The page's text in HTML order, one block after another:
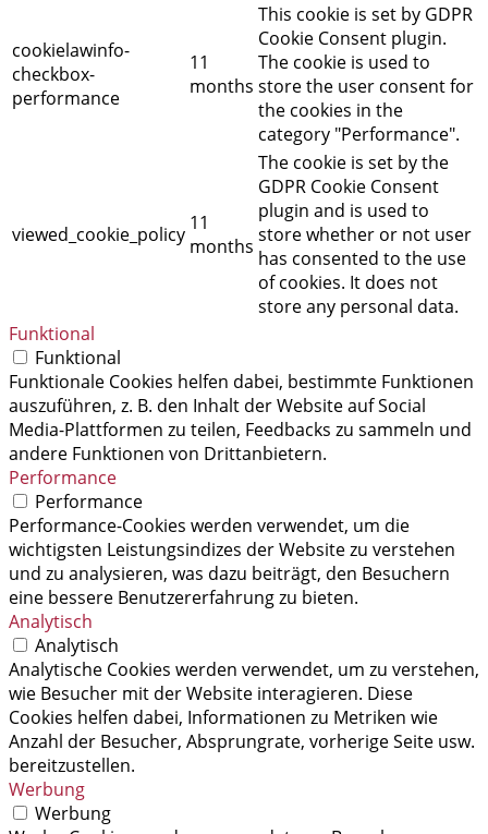
cookielawinfo-
checkbox-
performance
11
months
This cookie is set by GDPR
Cookie Consent plugin.
The cookie is used to
store the user consent for
the cookies in the
category "Performance".
viewed_cookie_policy 11
months
The cookie is set by the
GDPR Cookie Consent
plugin and is used to
store whether or not user
has consented to the use
of cookies. It does not
store any personal data.
Funktional
Funktional
Funktionale Cookies helfen dabei, bestimmte Funktionen
auszuführen, z. B. den Inhalt der Website auf Social
Media-Plattformen zu teilen, Feedbacks zu sammeln und
andere Funktionen von Drittanbietern.
Performance
Performance
Performance-Cookies werden verwendet, um die
wichtigsten Leistungsindizes der Website zu verstehen
und zu analysieren, was dazu beiträgt, den Besuchern
eine bessere Benutzererfahrung zu bieten.
Analytisch
Analytisch
Analytische Cookies werden verwendet, um zu verstehen,
wie Besucher mit der Website interagieren. Diese
Cookies helfen dabei, Informationen zu Metriken wie
Anzahl der Besucher, Absprungrate, vorherige Seite usw.
bereitzustellen.
Werbung
Werbung